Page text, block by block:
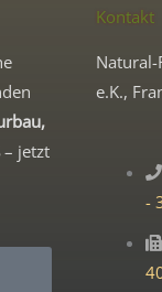
– jetzt
Kontakt
Natural-
e.K.,
-